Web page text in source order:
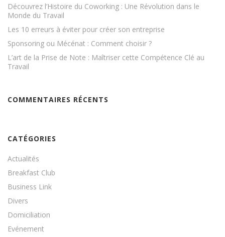
Découvrez l’Histoire du Coworking : Une Révolution dans le
Monde du Travail
Les 10 erreurs à éviter pour créer son entreprise
Sponsoring ou Mécénat : Comment choisir ?
L’art de la Prise de Note : Maîtriser cette Compétence Clé au
Travail
COMMENTAIRES RÉCENTS
CATÉGORIES
Actualités
Breakfast Club
Business Link
Divers
Domiciliation
Evénement